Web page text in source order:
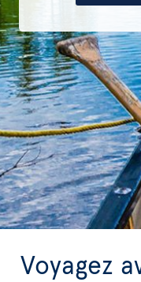
Voyagez